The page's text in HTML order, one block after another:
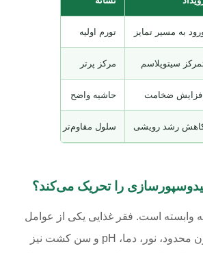
به مسیر تمایز تورم اولیه
سیتوپلاسم مرکز پرتر
افزایش ضخامت حاشیه واضح
رشد رویشی سلول مقاوم‌تر
را تحریک می‌کند؟
وابسته است. فقر غذایی یکی از عوامل
پرتکرار است. اکسیژن محدود، نور، دما، pH و سن کشت نیز